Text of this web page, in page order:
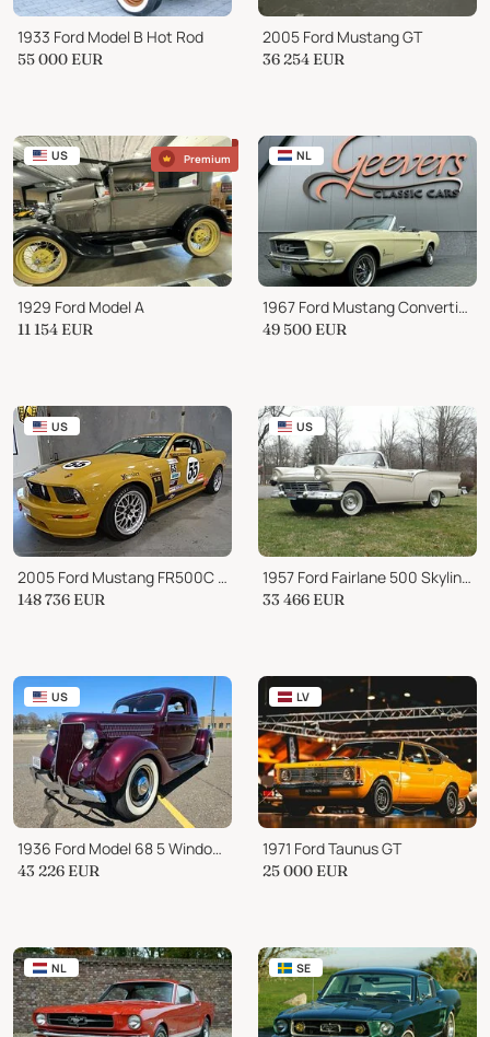
1933 Ford Model B Hot Rod
55 000 EUR
2005 Ford Mustang GT
36 254 EUR
US Premium
1929 Ford Model A
11 154 EUR
NL
1967 Ford Mustang Convertible
49 500 EUR
US
2005 Ford Mustang FR500C #002
148 736 EUR
US
1957 Ford Fairlane 500 Skyliner
33 466 EUR
US
1936 Ford Model 68 5 Window Coupe
43 226 EUR
LV
1971 Ford Taunus GT
25 000 EUR
NL SE